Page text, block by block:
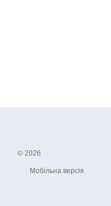
© 2026
Мобільна версія